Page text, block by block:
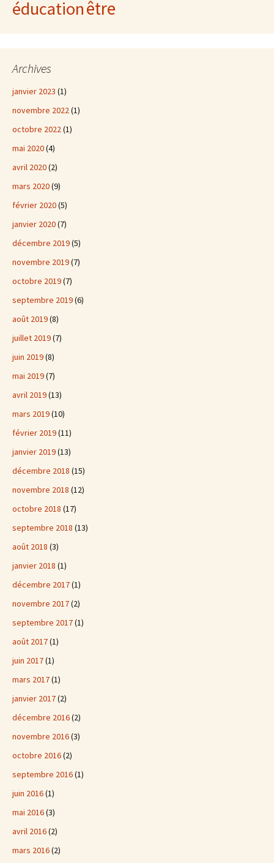
éducationêtre
Archives
janvier 2023 (1)
novembre 2022(1)
octobre 2022(1)
mai 2020(4)
avril 2020(2)
mars 2020(9)
février 2020(5)
janvier 2020(7)
décembre 2019(5)
novembre 2019(7)
octobre 2019(7)
septembre 2019(6)
août 2019(8)
juillet 2019(7)
juin 2019(8)
mai 2019(7)
avril 2019(13)
mars 2019(10)
février 2019(11)
janvier 2019(13)
décembre 2018 (15)
novembre 2018 (12)
octobre 2018 (17)
septembre 2018 (13)
août 2018 (3)
janvier 2018 (1)
décembre 2017(1)
novembre 2017(2)
septembre 2017(1)
août 2017(1)
juin 2017(1)
mars 2017(1)
janvier 2017(2)
décembre 2016(2)
novembre 2016(3)
octobre 2016(2)
septembre 2016(1)
juin 2016(1)
mai 2016(3)
avril 2016(2)
mars 2016(2)